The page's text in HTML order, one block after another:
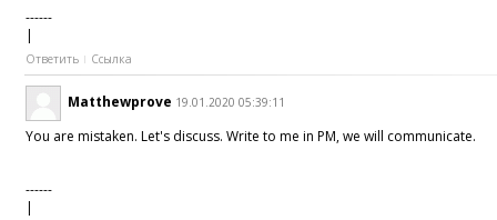
------
|
Ответить Ссылка
Matthewprove 19.01.2020 05:39:11
You are mistaken. Let's discuss. Write to me in PM, we will communicate.
------
|